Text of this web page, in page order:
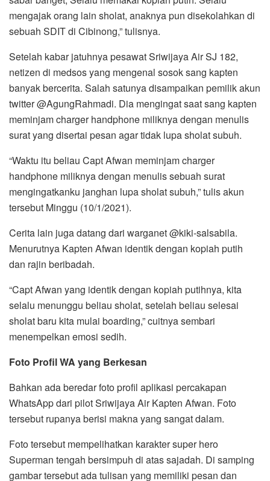
mengajak orang lain sholat, anaknya pun disekolahkan di
sebuah SDIT di Cibinong,” tulisnya.
Setelah kabar jatuhnya pesawat Sriwijaya Air SJ 182,
netizen di medsos yang mengenal sosok sang kapten
banyak bercerita. Salah satunya disampaikan pemilik akun
twitter @AgungRahmadi. Dia mengingat saat sang kapten
meminjam charger handphone miliknya dengan menulis
surat yang disertai pesan agar tidak lupa sholat subuh.
“Waktu itu beliau Capt Afwan meminjam charger
handphone miliknya dengan menulis sebuah surat
mengingatkanku janghan lupa sholat subuh,” tulis akun
tersebut Minggu (10/1/2021).
Cerita lain juga datang dari warganet @kiki-salsabila.
Menurutnya Kapten Afwan identik dengan kopiah putih
dan rajin beribadah.
“Capt Afwan yang identik dengan kopiah putihnya, kita
selalu menunggu beliau sholat, setelah beliau selesai
sholat baru kita mulai boarding,” cuitnya sembari
menempelkan emosi sedih.
Foto Profil WA yang Berkesan
Bahkan ada beredar foto profil aplikasi percakapan
WhatsApp dari pilot Sriwijaya Air Kapten Afwan. Foto
tersebut rupanya berisi makna yang sangat dalam.
Foto tersebut mempelihatkan karakter super hero
Superman tengah bersimpuh di atas sajadah. Di samping
gambar tersebut ada tulisan yang memiliki pesan dan